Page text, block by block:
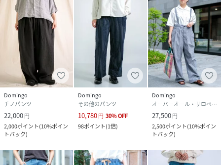
Domingo
チノパンツ
22,000円
2,000ポイント(10%ポイン
トバック)
Domingo
その他のパンツ
10,780円 30%OFF
98ポイント(1倍)
Domingo
オーバーオール・サロペット
27,500円
2,500ポイント(10%ポイン
トバック)